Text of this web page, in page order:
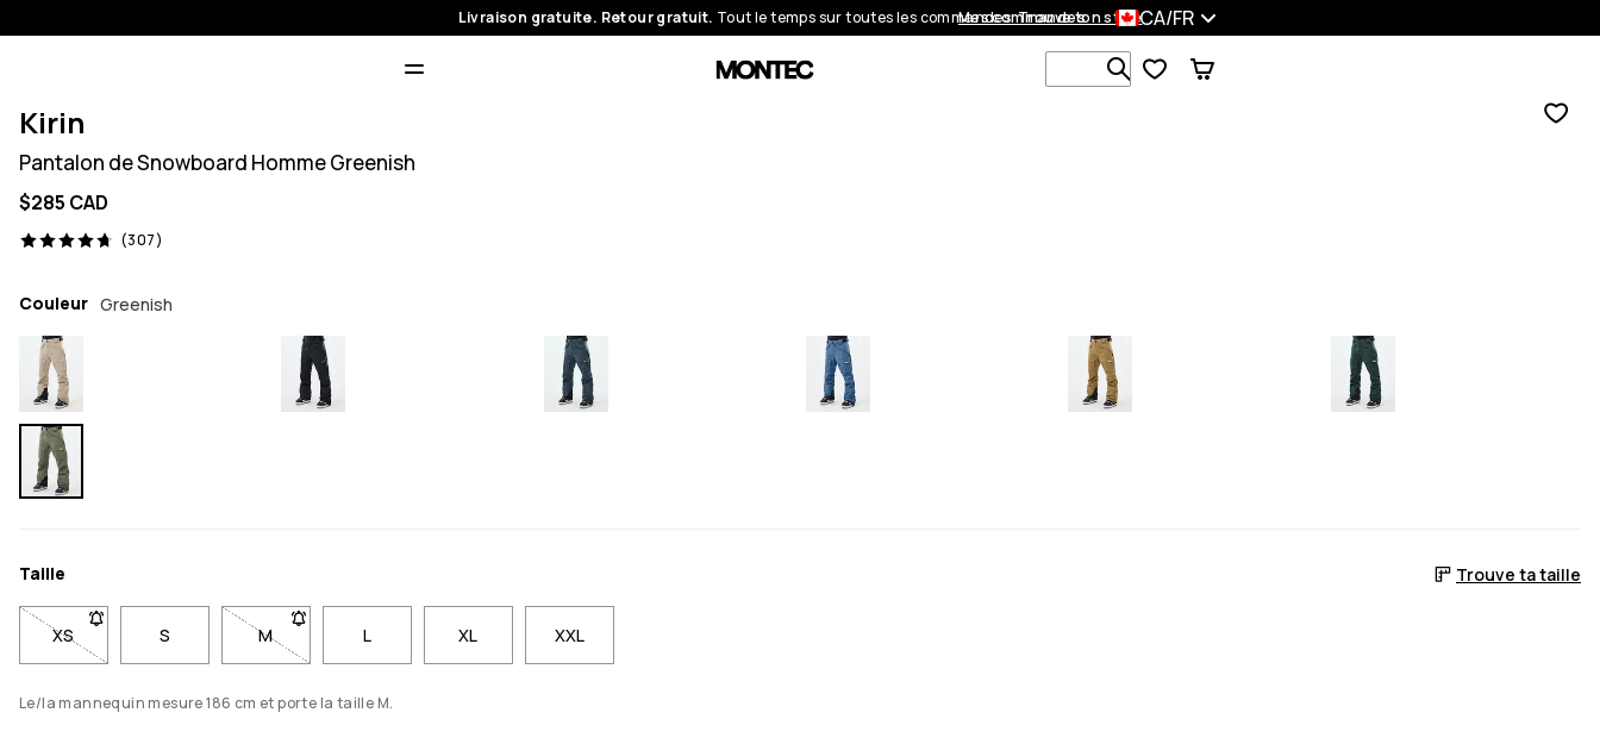
Livraison gratuite. Retour gratuit. Tout le temps sur toutes les commandes.Trouve ton style
Mes commandes CA/FR
Recherche parmi 1 000+ produits
Kirin
Pantalon de Snowboard Homme Greenish
$285 CAD
(307)
307 avis, 4.7/5
Couleur Greenish
Taille Trouve ta taille
XS- Taille XS non disponible. Cliquez pour être averti lorsqu'elle sera de retour en stock
S M- Taille M non disponible. Cliquez pour être averti lorsqu'elle sera de retour en stock
L XL XXL
Le/la mannequin mesure 186 cm et porte la taille M.